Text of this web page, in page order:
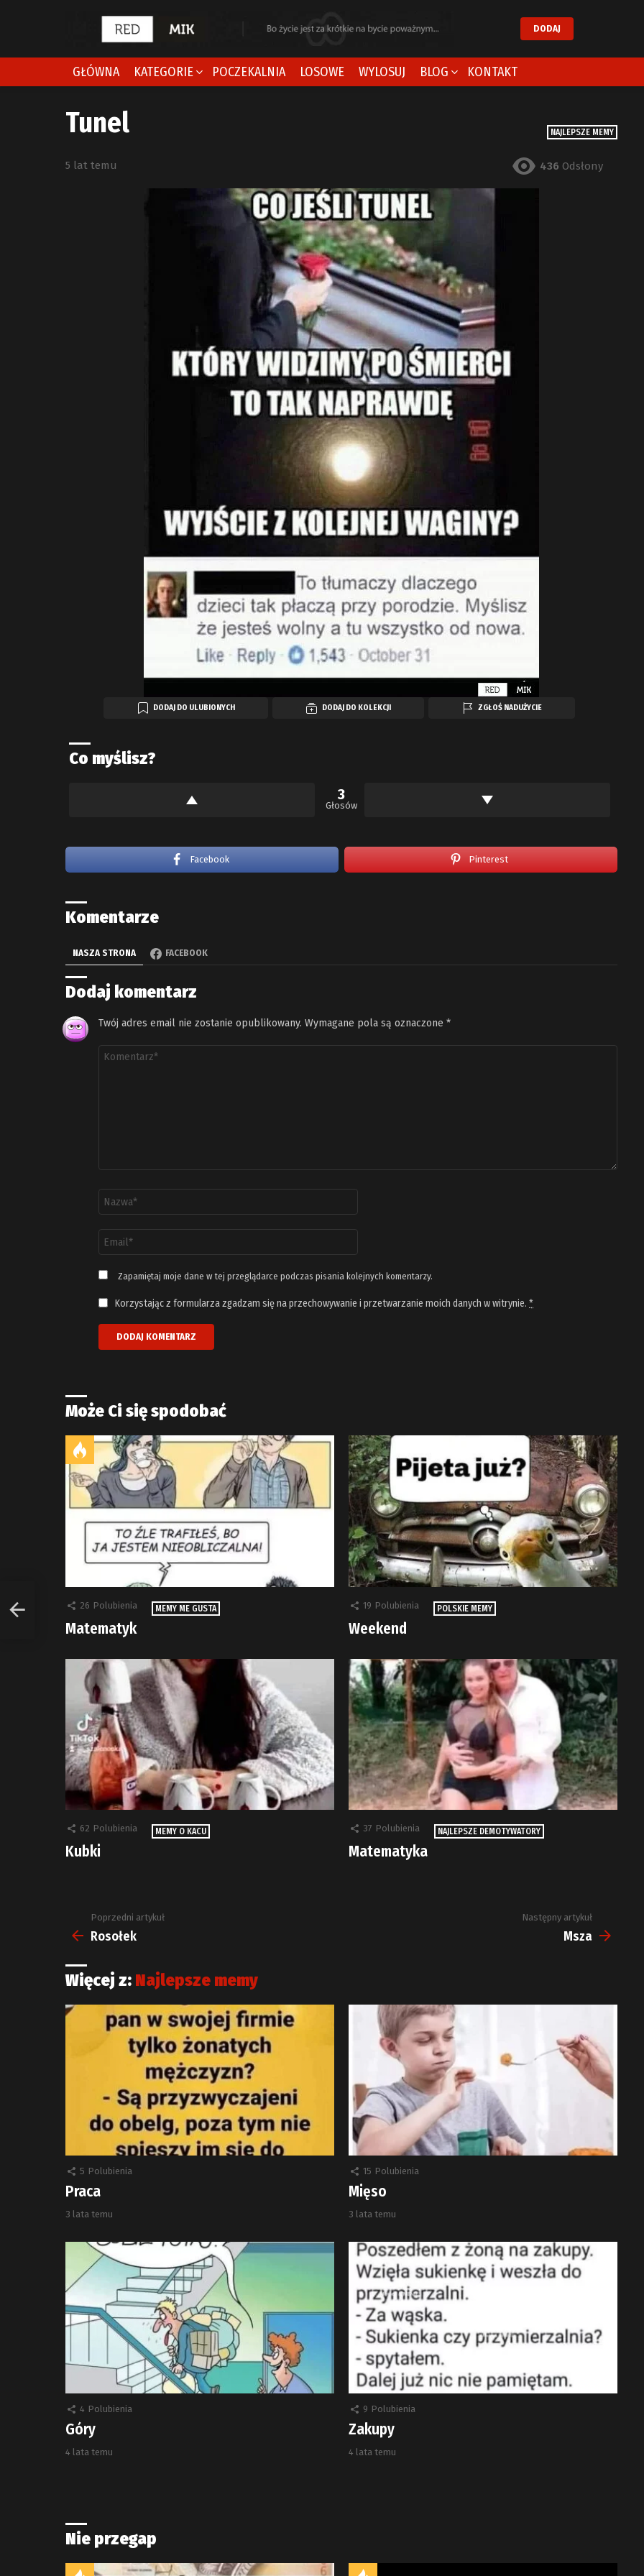
DODAJ
GŁÓWNA KATEGORIE POCZEKALNIA LOSOWE WYLOSUJ BLOG KONTAKT
NAJLEPSZE MEMY
Tunel
5 lat temu 436 Odsłony
DODAJ DO ULUBIONYCH DODAJ DO KOLEKCJI ZGŁOŚ NADUŻYCIE
Co myślisz?
3
Głosów
Facebook Pinterest
Komentarze
NASZA STRONA FACEBOOK
Dodaj komentarz
Twój adres email nie zostanie opublikowany. Wymagane pola są oznaczone *
Komentarz
email
*
Zapamiętaj moje dane w tej przeglądarce podczas pisania kolejnych komentarzy.
Korzystając z formularza zgadzam się na przechowywanie i przetwarzanie moich danych w witrynie. *
Może Ci się spodobać
26 Polubienia MEMY ME GUSTA
Matematyk
19 Polubienia POLSKIE MEMY
Weekend
62 Polubienia MEMY O KACU
Kubki
37 Polubienia NAJLEPSZE DEMOTYWATORY
Matematyka
Zobacz
więcej
Poprzedni artykuł
Rosołek
Następny artykuł
Msza
Więcej z: Najlepsze memy
5 Polubienia
Praca
3 lata temu
15 Polubienia
Mięso
3 lata temu
4 Polubienia
Góry
4 lata temu
9 Polubienia
Zakupy
4 lata temu
Nie przegap